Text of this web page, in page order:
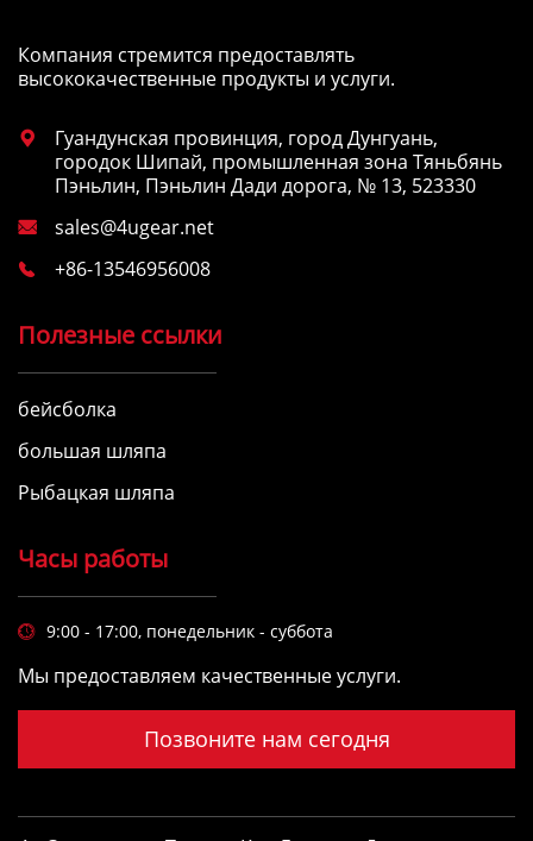
Компания стремится предоставлять
высококачественные продукты и услуги.

Гуандунская провинция, город Дунгуань,
городок Шипай, промышленная зона Тяньбянь
Пэньлин, Пэньлин Дади дорога, № 13, 523330
 sales@4ugear.net
 +86-13546956008
Полезные ссылки
бейсболка
большая шляпа
Рыбацкая шляпа
Часы работы
 9:00 - 17:00, понедельник - суббота
Мы предоставляем качественные услуги.
Позвоните нам сегодня